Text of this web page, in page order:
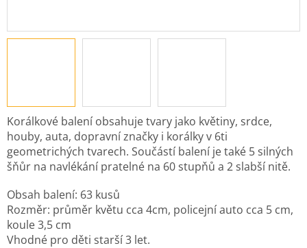
Korálkové balení obsahuje tvary jako květiny, srdce,
houby, auta, dopravní značky i korálky v 6ti
geometrichých tvarech. Součástí balení je také 5 silných
šňůr na navlékání pratelné na 60 stupňů a 2 slabší nitě.
Obsah balení: 63 kusů
Rozměr: průměr květu cca 4cm, policejní auto cca 5 cm,
koule 3,5 cm
Vhodné pro děti starší 3 let.